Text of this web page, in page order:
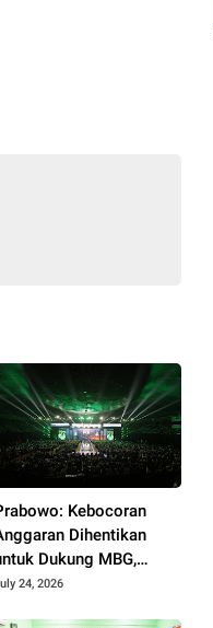
Kebocoran
Dihentikan
Dukung MBG,
Jembatan,
24, 2026